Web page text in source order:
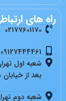
راه های
02177601170
09127444461
شعبه اول
بعد از خیابان
شعبه دوم